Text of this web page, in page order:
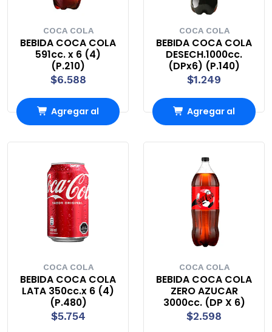
COCA COLA
BEBIDA COCA COLA
591cc. x 6 (4)
(P.210)
$6.588
Agregar al
COCA COLA
BEBIDA COCA COLA
DESECH.1000cc.
(DPx6) (P.140)
$1.249
Agregar al
COCA COLA
BEBIDA COCA COLA
LATA 350cc.x 6 (4)
(P.480)
$5.754
COCA COLA
BEBIDA COCA COLA
ZERO AZUCAR
3000cc. (DP X 6)
$2.598